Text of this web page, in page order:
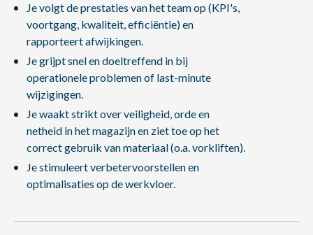
Je volgt de prestaties van het team op (KPI's,
voortgang, kwaliteit, efficiëntie) en
rapporteert afwijkingen.
Je grijpt snel en doeltreffend in bij
operationele problemen of last-minute
wijzigingen.
Je waakt strikt over veiligheid, orde en
netheid in het magazijn en ziet toe op het
correct gebruik van materiaal (o.a. vorkliften).
Je stimuleert verbetervoorstellen en
optimalisaties op de werkvloer.